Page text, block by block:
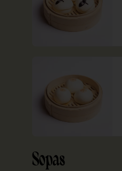
Sopas